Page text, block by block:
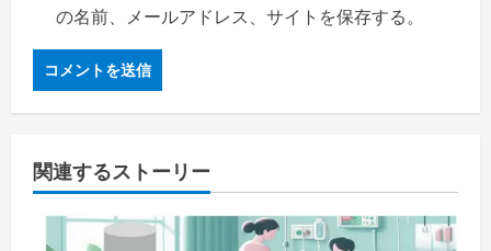
の名前、メールアドレス、サイトを保存する。
関連するストーリー